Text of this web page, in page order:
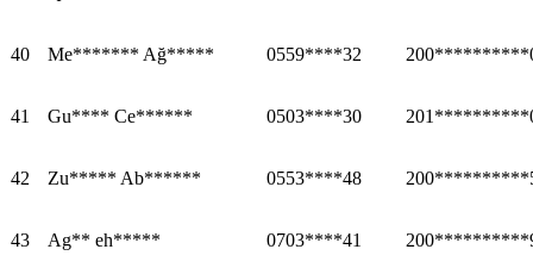
40 Me******* Ağ***** 0559****32
41 Gu**** Ce****** 0503****30
42 Zu***** Ab****** 0553****48
43 Ag** eh***** 0703****41